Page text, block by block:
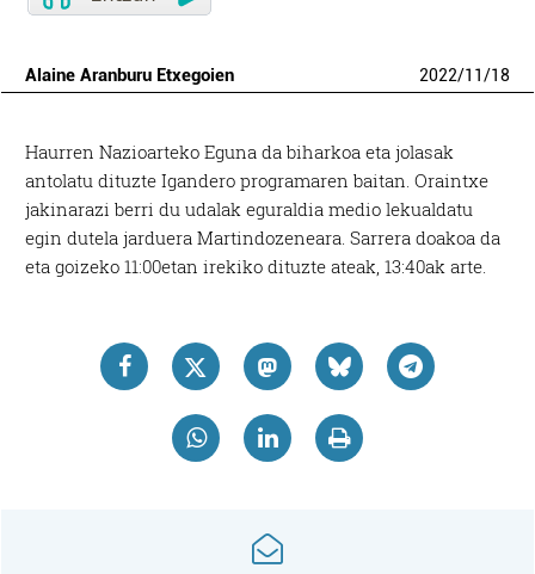
Alaine Aranburu Etxegoien 2022/11/18
Haurren Nazioarteko Eguna da biharkoa eta jolasak
antolatu dituzte Igandero programaren baitan. Oraintxe
jakinarazi berri du udalak eguraldia medio lekualdatu
egin dutela jarduera Martindozeneara. Sarrera doakoa da
eta goizeko 11:00etan irekiko dituzte ateak, 13:40ak arte.